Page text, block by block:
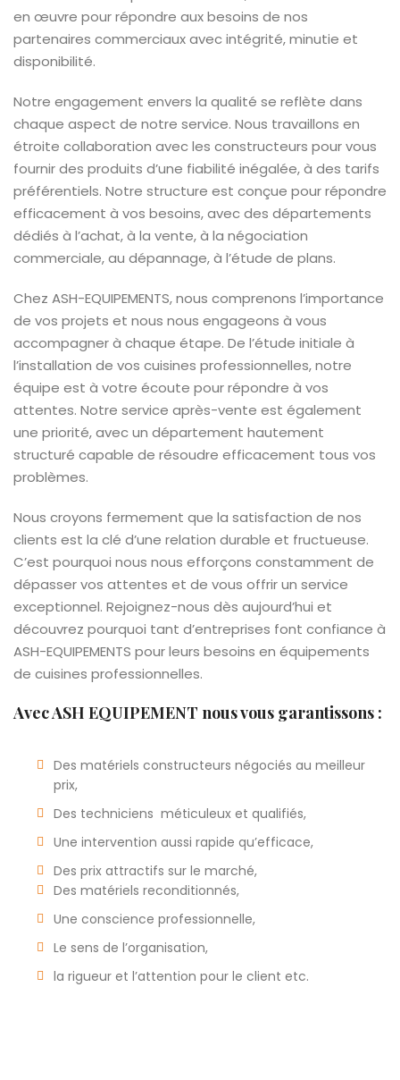
en œuvre pour répondre aux besoins de nos
partenaires commerciaux avec intégrité, minutie et
disponibilité.
Notre engagement envers la qualité se reflète dans
chaque aspect de notre service. Nous travaillons en
étroite collaboration avec les constructeurs pour vous
fournir des produits d’une fiabilité inégalée, à des tarifs
préférentiels. Notre structure est conçue pour répondre
efficacement à vos besoins, avec des départements
dédiés à l’achat, à la vente, à la négociation
commerciale, au dépannage, à l’étude de plans.
Chez ASH-EQUIPEMENTS, nous comprenons l’importance
de vos projets et nous nous engageons à vous
accompagner à chaque étape. De l’étude initiale à
l’installation de vos cuisines professionnelles, notre
équipe est à votre écoute pour répondre à vos
attentes. Notre service après-vente est également
une priorité, avec un département hautement
structuré capable de résoudre efficacement tous vos
problèmes.
Nous croyons fermement que la satisfaction de nos
clients est la clé d’une relation durable et fructueuse.
C’est pourquoi nous nous efforçons constamment de
dépasser vos attentes et de vous offrir un service
exceptionnel. Rejoignez-nous dès aujourd’hui et
découvrez pourquoi tant d’entreprises font confiance à
ASH-EQUIPEMENTS pour leurs besoins en équipements
de cuisines professionnelles.
Avec ASH EQUIPEMENT nous vous garantissons :
Des matériels constructeurs négociés au meilleur
prix,
Des techniciens méticuleux et qualifiés,
Une intervention aussi rapide qu’efficace,
Des prix attractifs sur le marché,
Des matériels reconditionnés,
Une conscience professionnelle,
Le sens de l’organisation,
la rigueur et l’attention pour le client etc.